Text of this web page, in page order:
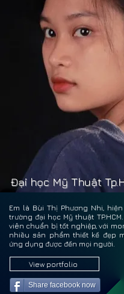
Đại học Mỹ Thuật
Em là Bùi Thị Phương Nhi,
trường đại học Mỹ thuật
viên chuẩn bị tốt nghiệp, với
nhiều sản phẩm thiết kế đẹp
ứng dụng được đến mọi người.
View portfolio
Share facebook now